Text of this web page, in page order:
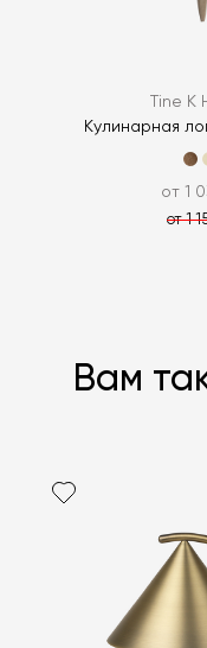
Tine K
Кулинарная
от 1
от 1
Вам